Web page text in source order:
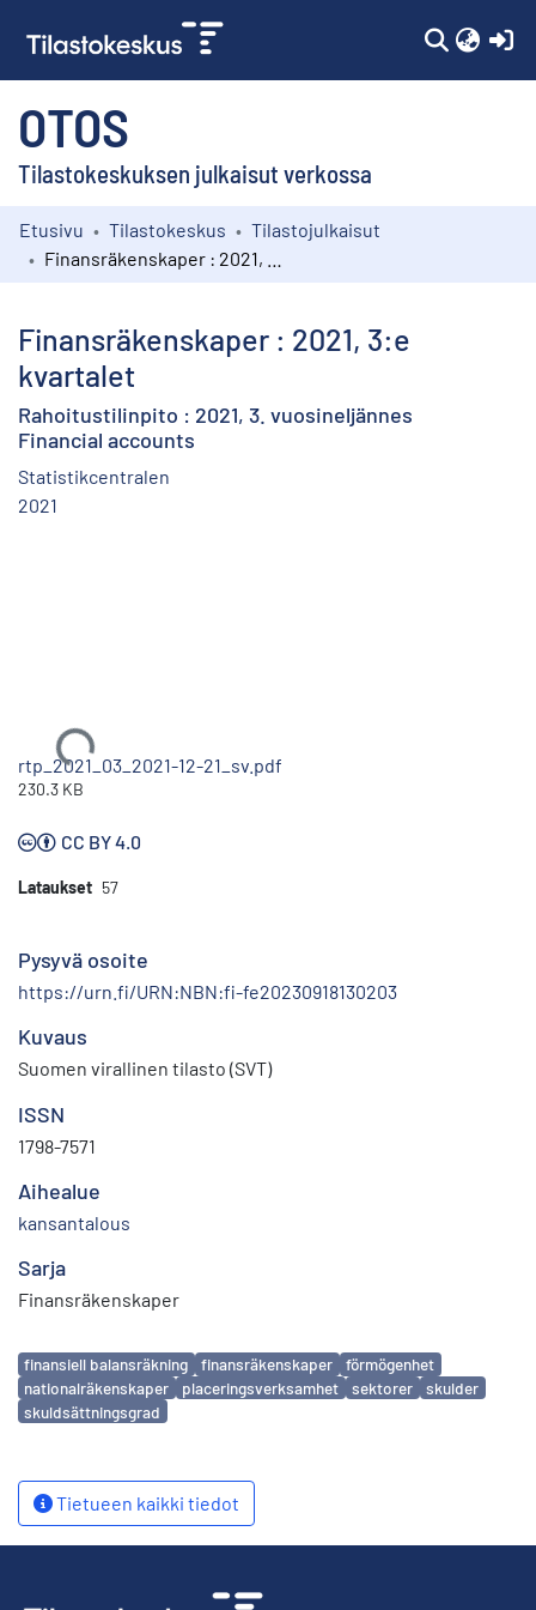
OTOS
Tilastokeskuksen julkaisut verkossa
Kokoelmat
Etusivu Tilastokeskus
Tilastojulkaisut
Finansräkenskaper : 2021, 3:e
kvartalet
Rahoitustilinpito : 2021, 3. vuosineljännes
Financial accounts
Statistikcentralen
2021
Ladataan...
rtp_2021_03_2021-12-21_sv.pdf
230.3 KB
CC BY 4.0
Lataukset 57
Pysyvä osoite
https://urn.fi/URN:NBN:fi-fe20230918130203
Kuvaus
Suomen virallinen tilasto (SVT)
ISSN
1798-7571
Aihealue
kansantalous
Sarja
Finansräkenskaper
Avainsanat
finansiell balansräkning finansräkenskaper
förmögenhet
nationalräkenskaper
placeringsverksamhet sektorer
skulder
skuldsättningsgrad
Tietueen kaikki tiedot